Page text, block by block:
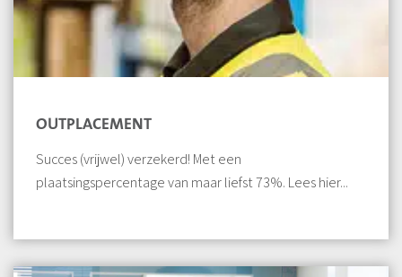
OUTPLACEMENT
Succes (vrijwel) verzekerd! Met een
plaatsingspercentage van maar liefst 73%. Lees hier...